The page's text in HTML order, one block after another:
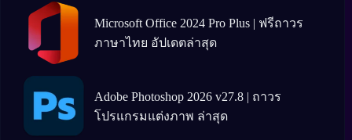
Microsoft Office 2024 Pro Plus | ฟรีถาวร
ภาษาไทย อัปเดตล่าสุด
Adobe Photoshop 2026 v27.8 | ถาวร
โปรแกรมแต่งภาพ ล่าสุด